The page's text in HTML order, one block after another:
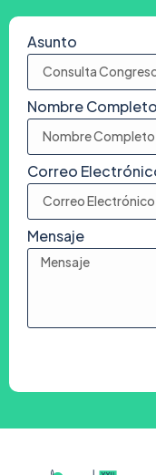
Asunto
Nombre Completo
Correo
Mensaje